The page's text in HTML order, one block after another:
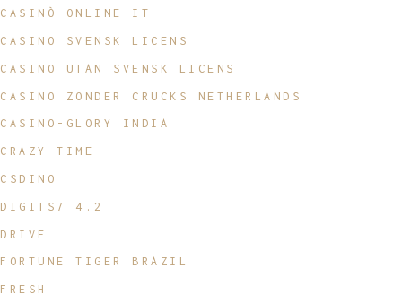
CASINÒ ONLINE IT
CASINO SVENSK LICENS
CASINO UTAN SVENSK LICENS
CASINO ZONDER CRUCKS NETHERLANDS
CASINO-GLORY INDIA
CRAZY TIME
CSDINO
DIGITS7 4.2
DRIVE
FORTUNE TIGER BRAZIL
FRESH